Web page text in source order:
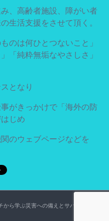
、高齢者施設、障がい者
生活支援をさせて頂く。
のは何ひとつないこと」
「純粋無垢なやさしさ」
となり
がきっかけで「海外の防
じめ
のウェブページなどを
から学ぶ災害への備えとサバイバル